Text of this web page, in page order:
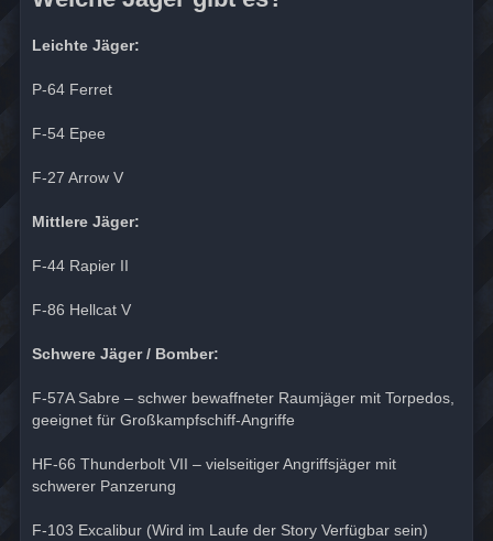
Leichte Jäger:
P-64 Ferret
F-54 Epee
F-27 Arrow V
Mittlere Jäger:
F-44 Rapier II
F-86 Hellcat V
Schwere Jäger / Bomber:
F-57A Sabre – schwer bewaffneter Raumjäger mit Torpedos,
geeignet für Großkampfschiff-Angriffe
HF-66 Thunderbolt VII – vielseitiger Angriffsjäger mit
schwerer Panzerung
F-103 Excalibur (Wird im Laufe der Story Verfügbar sein)